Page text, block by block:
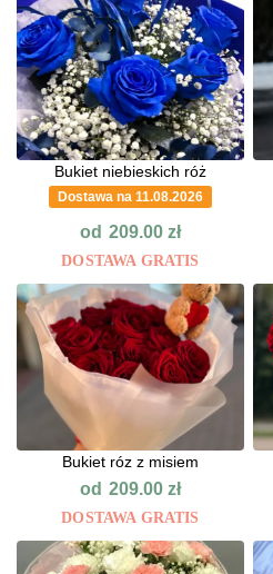
Bukiet niebieskich róż
Dostawa na 11.08.2026
od 209.00 zł
DOSTAWA GRATIS
Bukiet róz z misiem
od 209.00 zł
DOSTAWA GRATIS